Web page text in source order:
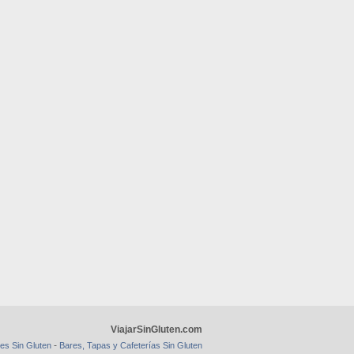
ViajarSinGluten.com
Sin Gluten - Bares, Tapas y Cafeterías Sin Gluten